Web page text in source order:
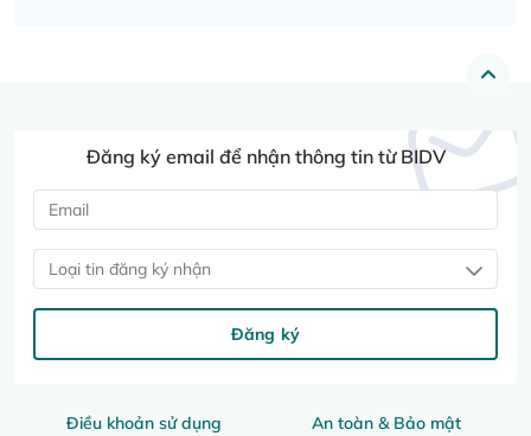
Điều khoản sử dụng
An toàn & Bảo mật
Đăng ký email để nhận thông tin từ BIDV
Loại tin đăng ký nhận
Đăng ký